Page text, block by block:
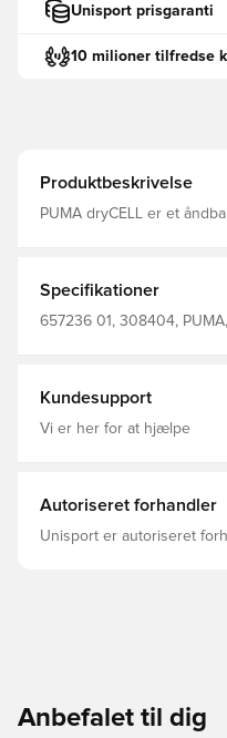
Unisport prisgaranti
10 milioner tilfredse
Produktbeskrivelse
PUMA dryCELL er et
Specifikationer
657236 01, 308404,
Drycell (Fun/001)
Kundesupport
Vi er her for at hjælpe
Autoriseret forhandler
Unisport er autoriseret
Anbefalet til dig